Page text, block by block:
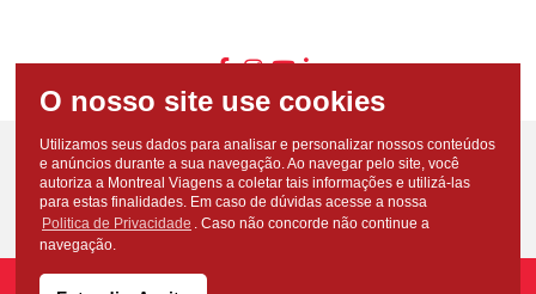
Utilizamos seus dados para analisar e personalizar nossos conteúdos
e anúncios durante a sua navegação. Ao navegar pelo site, você
autoriza a Montreal Viagens a coletar tais informações e utilizá-las
para estas finalidades. Em caso de dúvidas acesse a nossa
Politica de Privacidade . Caso não concorde não continue a
navegação.